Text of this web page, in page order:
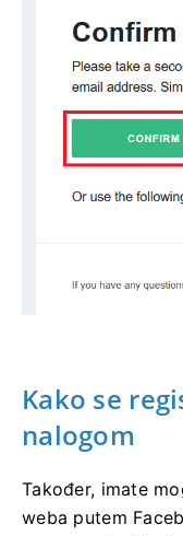
Kako se
nalogom
Također, imate
weba putem